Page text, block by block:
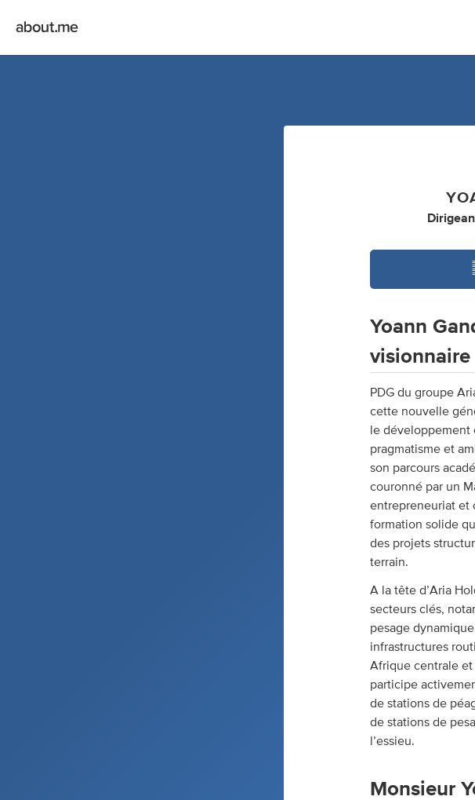
Yoann
visionnaire
PDG du groupe
cette nouvelle
le développement
pragmatisme et
son parcours
couronné par un
entrepreneuriat et
formation solide
des projets
terrain.
A la tête d’Aria
secteurs clés,
pesage
infrastructures
Afrique centrale et
participe
de stations de
de stations de
l’essieu.
Monsieur